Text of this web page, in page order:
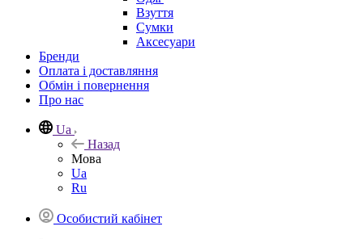
Взуття
Сумки
Аксесуари
Бренди
Оплата і доставляння
Обмін і повернення
Про нас
Ua
Назад
Мова
Ua
Ru
Особистий кабінет